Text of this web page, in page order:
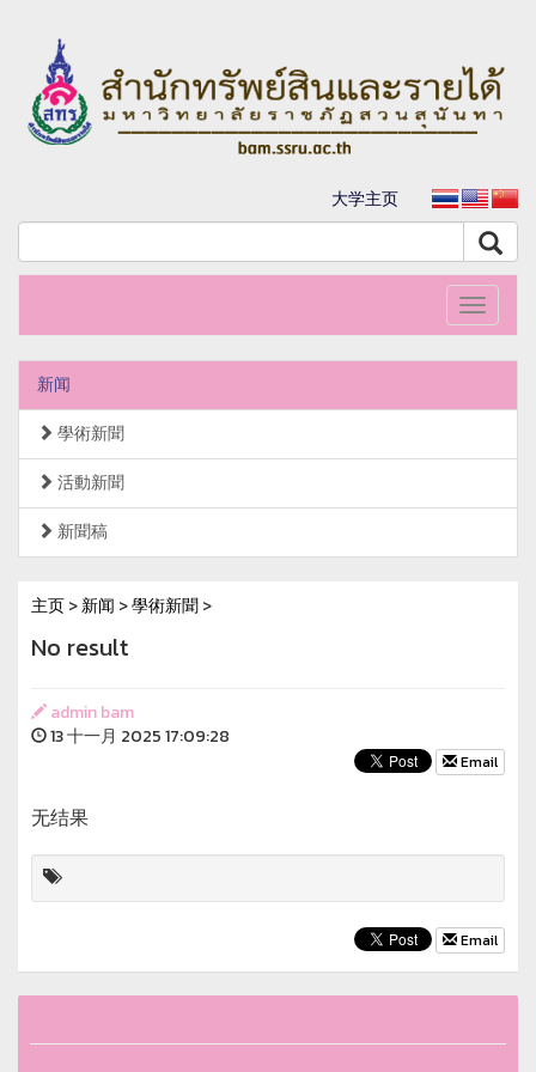
大学主页
Toggle
新闻
學術新聞
活動新聞
新聞稿
主页>新闻 >學術新聞>
No result
admin bam
13 十一月 2025 17:09:28
Email
无结果
Email